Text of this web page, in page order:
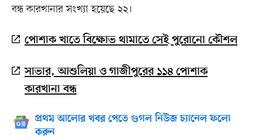
বন্ধ কারখানার সংখ্যা হয়েছে ২২।
পোশাক খাতে বিক্ষোভ থামাতে সেই পুরোনো কৌশল
সাভার, আশুলিয়া ও গাজীপুরের ১১৪ পোশাক
কারখানা বন্ধ
প্রথম আলোর খবর পেতে গুগল নিউজ চ্যানেল ফলো
করুন